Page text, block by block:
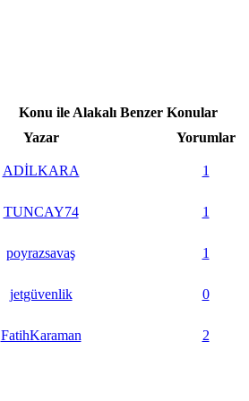
Konu ile Alakalı Benzer Konular
Yazar Yorumlar
ADİLKARA 1
TUNCAY74 1
poyrazsavaş 1
jetgüvenlik 0
FatihKaraman 2